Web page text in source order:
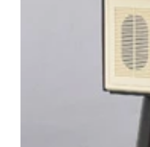
ユニーク家電部門賞のピー
ピーナッツクラブ「Ｄ－Ｓ
トップランド「ＵＳＢ付き
城下工業「ヘッドホンＳＷ